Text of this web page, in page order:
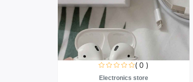
( 0 )
Electronics store